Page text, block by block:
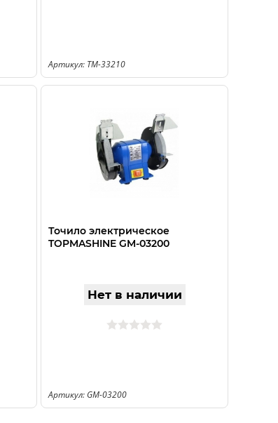
Артикул: TM-33210
Точило электрическое
TOPMASHINE GM-03200
Нет в наличии
Артикул: GM-03200